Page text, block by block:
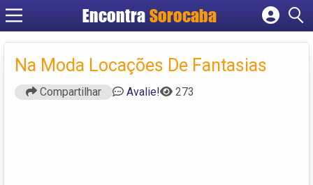
EncontraSorocaba
Cadastrar empresa
Fazer login
Criar conta
Na Moda Locações De Fantasias
Compartilhar Avalie! 273